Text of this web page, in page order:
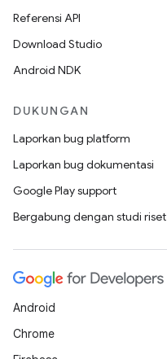
Referensi API
Download Studio
Android NDK
DUKUNGAN
Laporkan bug platform
Laporkan bug dokumentasi
Google Play support
Bergabung dengan studi riset
Android
Chrome